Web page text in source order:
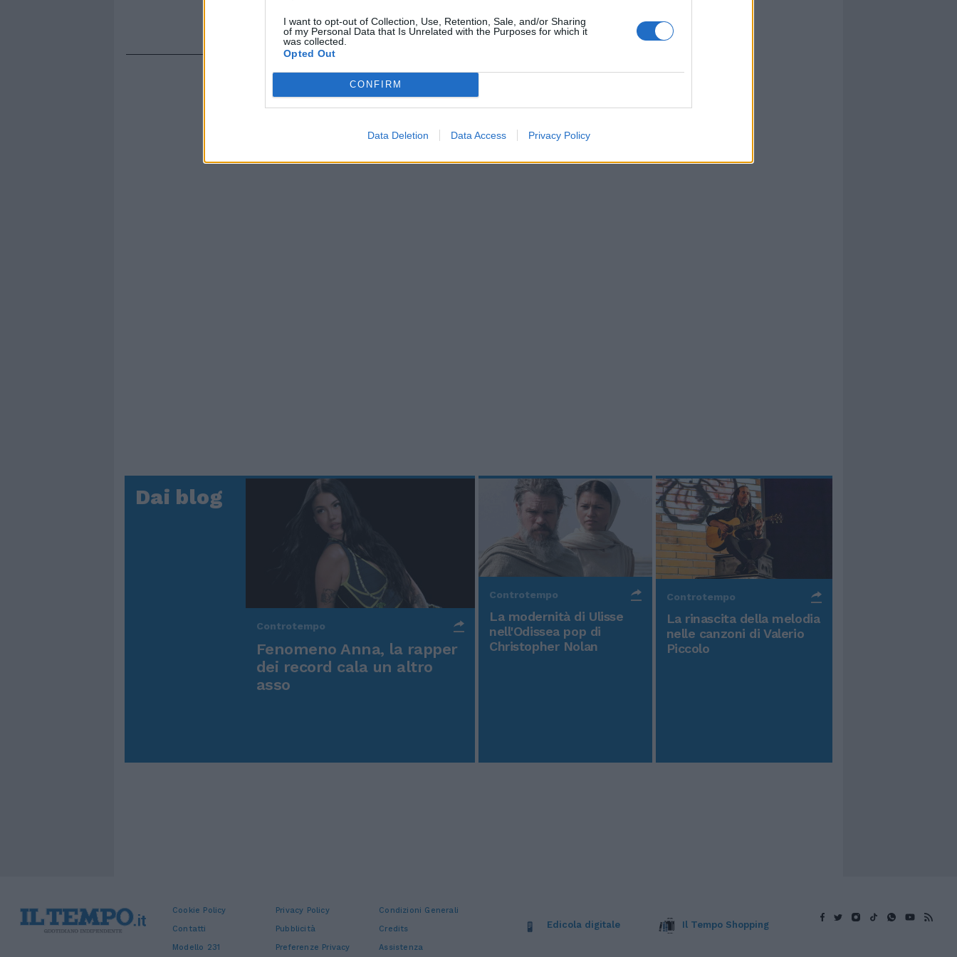
I want to opt-out of Collection, Use, Retention, Sale, and/or Sharing
of my Personal Data that Is Unrelated with the Purposes for which it
was collected.
Opted Out
CONFIRM
Data Deletion Data Access Privacy Policy
Dai blog
Controtempo
Fenomeno Anna, la rapper
dei record cala un altro
asso
Controtempo
La modernità di Ulisse
nell'Odissea pop di
Christopher Nolan
Controtempo
La rinascita della melodia
nelle canzoni di Valerio
Piccolo
Cookie Policy Privacy Policy
Condizioni Generali
Contatti
Pubblicità
Credits
Modello 231
Preferenze Privacy Assistenza
Edicola digitale Il Tempo Shopping